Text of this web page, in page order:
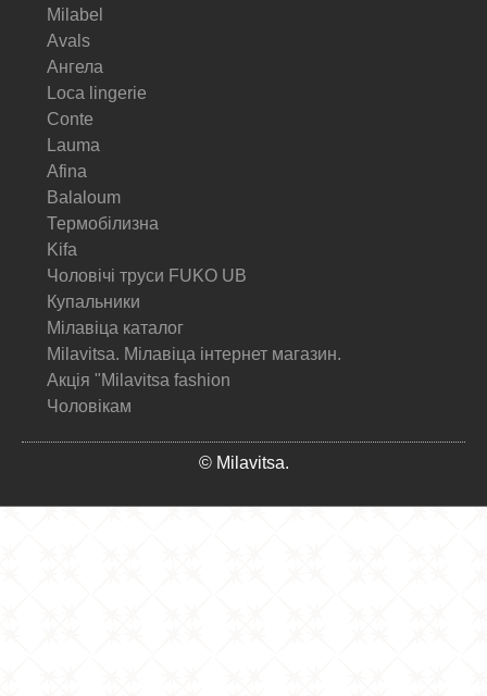
Milabel
Avals
Ангела
Loca lingerie
Conte
Lauma
Afina
Balaloum
Термобілизна
Kifa
Чоловічі труси FUKO UB
Купальники
Мілавіца каталог
Milavitsa. Мілавіца інтернет магазин.
Акція "Milavitsa fashion
Чоловікам
© Milavitsa.